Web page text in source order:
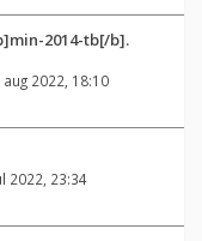
2014-tb[/b].
aug 2022, 18:10
2022, 23:34